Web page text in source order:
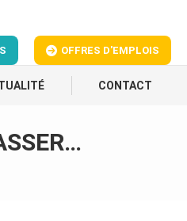
OFFRES D'EMPLOIS
CONTACT